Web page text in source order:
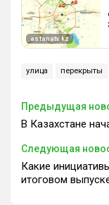
улица перекрыты
Предыдущая
В Казахстане
Следующая
Какие
итоговом